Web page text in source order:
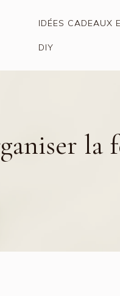
IDÉES CADEAUX
DIY
la